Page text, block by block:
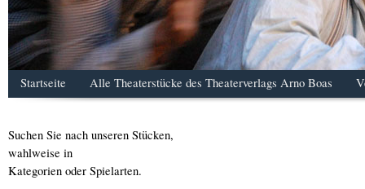
Startseite Alle Theaterstücke des Theaterverlags Arno Boas
Suchen Sie nach unseren Stücken,
wahlweise in
Kategorien oder Spielarten.